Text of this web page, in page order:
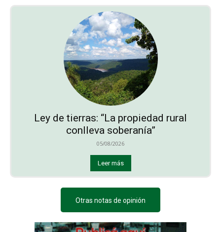
Ley de tierras: “La propiedad rural
conlleva soberanía”
05/08/2026
Leer más
Otras notas de opinión